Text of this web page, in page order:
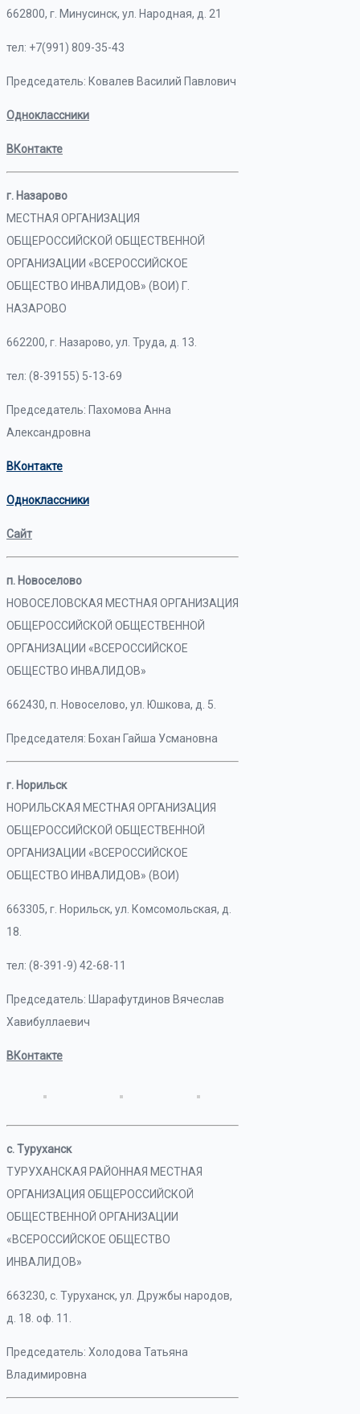
662800, г. Минусинск, ул. Народная, д. 21
тел: +7(991) 809-35-43
Председатель: Ковалев Василий Павлович
Одноклассники
ВКонтакте
г. Назарово
МЕСТНАЯ ОРГАНИЗАЦИЯ
ОБЩЕРОССИЙСКОЙ ОБЩЕСТВЕННОЙ
ОРГАНИЗАЦИИ «ВСЕРОССИЙСКОЕ
ОБЩЕСТВО ИНВАЛИДОВ» (ВОИ) Г.
НАЗАРОВО
662200, г. Назарово, ул. Труда, д. 13.
тел: (8-39155) 5-13-69
Председатель: Пахомова Анна
Александровна
ВКонтакте
Одноклассники
Сайт
п. Новоселово
НОВОСЕЛОВСКАЯ МЕСТНАЯ ОРГАНИЗАЦИЯ
ОБЩЕРОССИЙСКОЙ ОБЩЕСТВЕННОЙ
ОРГАНИЗАЦИИ «ВСЕРОССИЙСКОЕ
ОБЩЕСТВО ИНВАЛИДОВ»
662430, п. Новоселово, ул. Юшкова, д. 5.
Председателя: Бохан Гайша Усмановна
г. Норильск
НОРИЛЬСКАЯ МЕСТНАЯ ОРГАНИЗАЦИЯ
ОБЩЕРОССИЙСКОЙ ОБЩЕСТВЕННОЙ
ОРГАНИЗАЦИИ «ВСЕРОССИЙСКОЕ
ОБЩЕСТВО ИНВАЛИДОВ» (ВОИ)
663305, г. Норильск, ул. Комсомольская, д.
18.
тел: (8-391-9) 42-68-11
Председатель: Шарафутдинов Вячеслав
Хавибуллаевич
ВКонтакте
с. Туруханск
ТУРУХАНСКАЯ РАЙОННАЯ МЕСТНАЯ
ОРГАНИЗАЦИЯ ОБЩЕРОССИЙСКОЙ
ОБЩЕСТВЕННОЙ ОРГАНИЗАЦИИ
«ВСЕРОССИЙСКОЕ ОБЩЕСТВО
ИНВАЛИДОВ»
663230, с. Туруханск, ул. Дружбы народов,
д. 18. оф. 11.
Председатель: Холодова Татьяна
Владимировна